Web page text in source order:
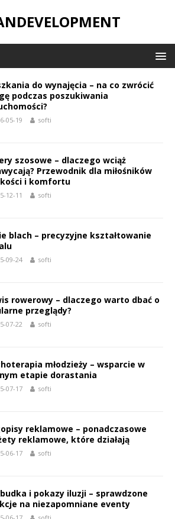
do wynajęcia – na co zwrócić
podczas poszukiwania
05-19 softi
szosowe – dlaczego wciąż
Przewodnik dla miłośników
i komfortu
12-11 softi
blach – precyzyjne kształtowanie
09-24 softi
rowerowy – dlaczego warto dbać o
przeglądy?
07-22 softi
młodzieży – wsparcie w
etapie dorastania
07-17 softi
reklamowe – ponadczasowe
reklamowe, które działają
06-17 softi
i pokazy iluzji – sprawdzone
na niezapomniane eventy